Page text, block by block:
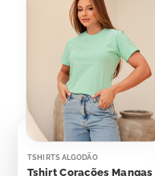
TSHIRTS ALGODÃO